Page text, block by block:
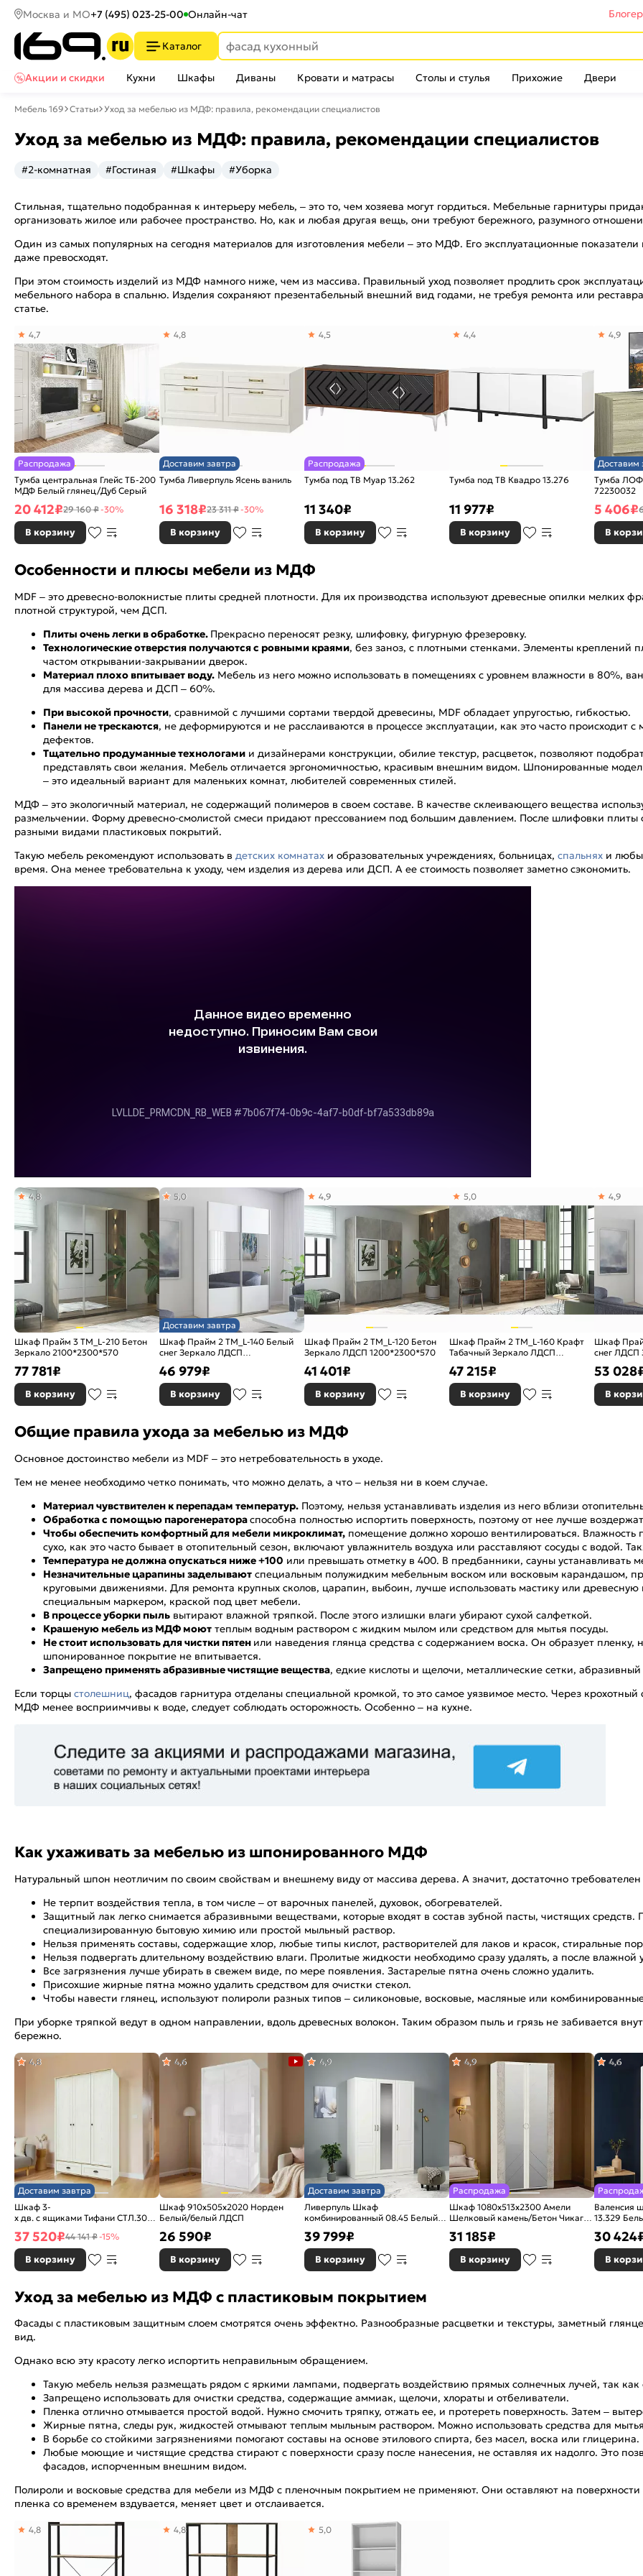
Москва и МО+7 (495) 023-25-00 Онлайн-чат
Каталог
Акции и скидки Кухни Шкафы Диваны Кровати и матрасы Столы и стулья Прихожие Двери
Мебель 169 Статьи Уход за мебелью из МДФ: правила, рекомендации специалистов
Уход за мебелью из МДФ: правила, рекомендации специалистов
#2-комнатная #Гостиная #Шкафы #Уборка
Стильная, тщательно подобранная к интерьеру мебель, – это то, чем хозяева могут гордиться. Мебельные гарнитуры
организовать жилое или рабочее пространство. Но, как и любая другая вещь, они требуют бережного, разумного
Один из самых популярных на сегодня материалов для изготовления мебели – это МДФ. Его эксплуатационные
даже превосходят.
При этом стоимость изделий из МДФ намного ниже, чем из массива. Правильный уход позволяет продлить срок
мебельного набора в спальню. Изделия сохраняют презентабельный внешний вид годами, не требуя ремонта или
статье.
Распродажа
Тумба центральная Глейс ТБ-200
МДФ Белый глянец/Дуб Серый
4,7
20 412₽29 160 ₽-30%
В корзину
Доставим завтра
Тумба Ливерпуль Ясень ваниль
4,8
16 318₽23 311 ₽-30%
В корзину
Распродажа
Тумба под ТВ Муар 13.262
4,5
11 340₽
В корзину
Тумба под ТВ Квадро 13.276
4,4
11 977₽
В корзину
Доставим
Тумба
72230032
4,9
5 406₽
В
Особенности и плюсы мебели из МДФ
MDF – это древесно-волокнистые плиты средней плотности. Для их производства используют древесные опилки мелких
плотной структурой, чем ДСП.
Плиты очень легки в обработке. Прекрасно переносят резку, шлифовку, фигурную фрезеровку.
Технологические отверстия получаются с ровными краями, без заноз, с плотными стенками. Элементы креплений
частом открывании-закрывании дверок.
Материал плохо впитывает воду. Мебель из него можно использовать в помещениях с уровнем влажности в 80%,
для массива дерева и ДСП – 60%.
При высокой прочности, сравнимой с лучшими сортами твердой древесины, MDF обладает упругостью, гибкостью.
Панели не трескаются, не деформируются и не расслаиваются в процессе эксплуатации, как это часто происходит
дефектов.
Тщательно продуманные технологами и дизайнерами конструкции, обилие текстур, расцветок, позволяют
представлять свои желания. Мебель отличается эргономичностью, красивым внешним видом. Шпонированные
– это идеальный вариант для маленьких комнат, любителей современных стилей.
МДФ – это экологичный материал, не содержащий полимеров в своем составе. В качестве склеивающего вещества
размельчении. Форму древесно-смолистой смеси придают прессованием под большим давлением. После шлифовки
разными видами пластиковых покрытий.
Такую мебель рекомендуют использовать в детских комнатах и образовательных учреждениях, больницах, спальнях и
время. Она менее требовательна к уходу, чем изделия из дерева или ДСП. А ее стоимость позволяет заметно сэкономить.
Шкаф Прайм 3 TM_L-210 Бетон
Зеркало 2100*2300*570
4,8
77 781₽
В корзину
Доставим завтра
Шкаф Прайм 2 TM_L-140 Белый
снег Зеркало ЛДСП
5,0
46 979₽
В корзину
Шкаф Прайм 2 TM_L-120 Бетон
Зеркало ЛДСП 1200*2300*570
4,9
41 401₽
В корзину
Шкаф Прайм 2 TM_L-160 Крафт
Табачный Зеркало ЛДСП
5,0
47 215₽
В корзину
Шкаф
снег ЛДСП
4,9
53 028
В
Общие правила ухода за мебелью из МДФ
Основное достоинство мебели из MDF – это нетребовательность в уходе.
Тем не менее необходимо четко понимать, что можно делать, а что – нельзя ни в коем случае.
Материал чувствителен к перепадам температур. Поэтому, нельзя устанавливать изделия из него вблизи
Обработка с помощью парогенератораспособна полностью испортить поверхность, поэтому от нее лучше
Чтобы обеспечить комфортный для мебели микроклимат, помещение должно хорошо вентилироваться.
сухо, как это часто бывает в отопительный сезон, включают увлажнитель воздуха или расставляют сосуды с
Температура не должна опускаться ниже +100 или превышать отметку в 400. В предбанники, сауны устанавливать
Незначительные царапины заделывают специальным полужидким мебельным воском или восковым карандашом,
круговыми движениями. Для ремонта крупных сколов, царапин, выбоин, лучше использовать мастику или
специальным маркером, краской под цвет мебели.
В процессе уборки пыль вытирают влажной тряпкой. После этого излишки влаги убирают сухой салфеткой.
Крашеную мебель из МДФ моют теплым водным раствором с жидким мылом или средством для мытья посуды.
Не стоит использовать для чистки пятен или наведения глянца средства с содержанием воска. Он образует
шпонированное покрытие не впитывается.
Запрещено применять абразивные чистящие вещества, едкие кислоты и щелочи, металлические сетки, абразивный
Если торцы столешниц, фасадов гарнитура отделаны специальной кромкой, то это самое уязвимое место. Через
МДФ менее восприимчивы к воде, следует соблюдать осторожность. Особенно – на кухне.
Как ухаживать за мебелью из шпонированного МДФ
Натуральный шпон неотличим по своим свойствам и внешнему виду от массива дерева. А значит, достаточно требователен
Не терпит воздействия тепла, в том числе – от варочных панелей, духовок, обогревателей.
Защитный лак легко снимается абразивными веществами, которые входят в состав зубной пасты, чистящих средств.
специализированную бытовую химию или простой мыльный раствор.
Нельзя применять составы, содержащие хлор, любые типы кислот, растворителей для лаков и красок, стиральные
Нельзя подвергать длительному воздействию влаги. Пролитые жидкости необходимо сразу удалять, а после влажной
Все загрязнения лучше убирать в свежем виде, по мере появления. Застарелые пятна очень сложно удалить.
Присохшие жирные пятна можно удалить средством для очистки стекол.
Чтобы навести глянец, используют полироли разных типов – силиконовые, восковые, масляные или
При уборке тряпкой ведут в одном направлении, вдоль древесных волокон. Таким образом пыль и грязь не забивается
бережно.
Доставим завтра
Шкаф 3-
х дв. с ящиками Тифани СТЛ.305.02 Дуб небраска/
4,8
37 520₽44 141 ₽-15%
В корзину
Шкаф 910x505x2020 Норден
Белый/белый ЛДСП
4,6
26 590₽
В корзину
Доставим завтра
Ливерпуль Шкаф
комбинированный 08.45 Белый/
4,9
39 799₽
В корзину
Распродажа
Шкаф 1080x513x2300 Амели
Шелковый камень/Бетон Чикаго
4,9
31 185₽
В корзину
Валенсия
4,6
30 424
В
Уход за мебелью из МДФ с пластиковым покрытием
Фасады с пластиковым защитным слоем смотрятся очень эффектно. Разнообразные расцветки и текстуры, заметный
вид.
Однако всю эту красоту легко испортить неправильным обращением.
Такую мебель нельзя размещать рядом с яркими лампами, подвергать воздействию прямых солнечных лучей, так как
Запрещено использовать для очистки средства, содержащие аммиак, щелочи, хлораты и отбеливатели.
Пленка отлично отмывается простой водой. Нужно смочить тряпку, отжать ее, и протереть поверхность. Затем –
Жирные пятна, следы рук, жидкостей отмывают теплым мыльным раствором. Можно использовать средства для
В борьбе со стойкими загрязнениями помогают составы на основе этилового спирта, без масел, воска или глицерина.
Любые моющие и чистящие средства стирают с поверхности сразу после нанесения, не оставляя их надолго. Это
фасадов, испорченным внешним видом.
Полироли и восковые средства для мебели из МДФ с пленочным покрытием не применяют. Они оставляют на
пленка со временем вздувается, меняет цвет и отслаивается.
4,8 4,8 5,0